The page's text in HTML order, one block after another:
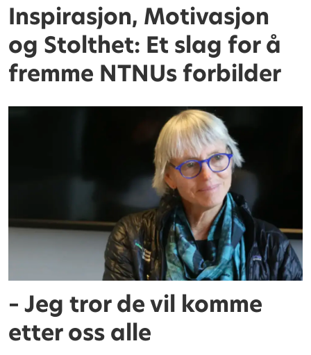
Inspirasjon, Motivasjon
og Stolthet: Et slag for å
fremme NTNUs forbilder
– Jeg tror de vil komme
etter oss alle